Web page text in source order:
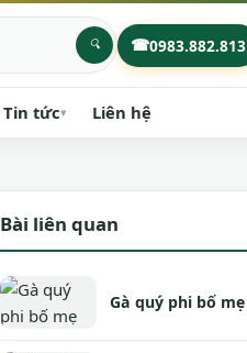
☎0983.882.813
Tin tức▾ Liên hệ
Bài liên quan
Gà quý phi bố mẹ